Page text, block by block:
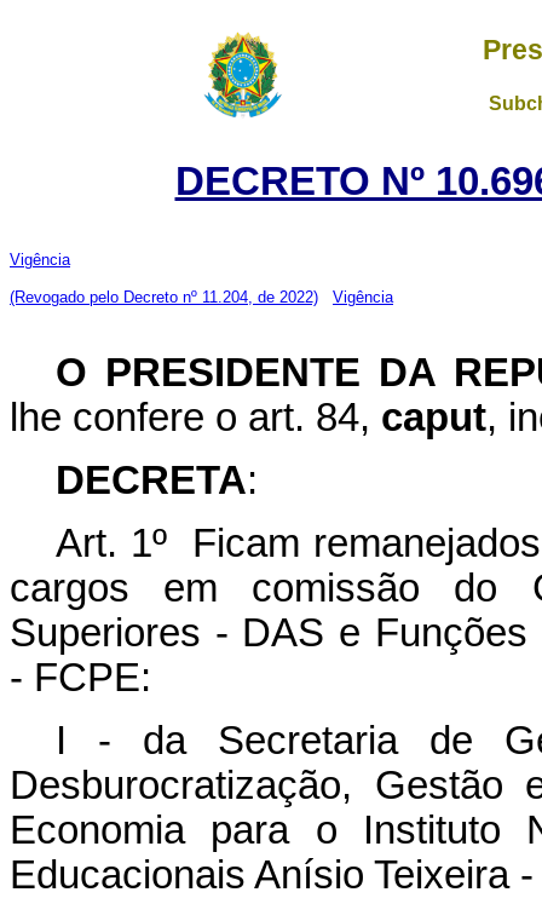
DECRETO Nº
Vigência
(Revogado pelo Decreto nº 11.204, de 2022) Vigência
O PRESIDENTE DA
lhe confere o art. 84, caput,
DECRETA:
Art. 1º Ficam
cargos em comissão do
Superiores - DAS e
- FCPE:
I - da Secretaria de
Desburocratização,
Economia para o Instituto
Educacionais Anísio Teixeira